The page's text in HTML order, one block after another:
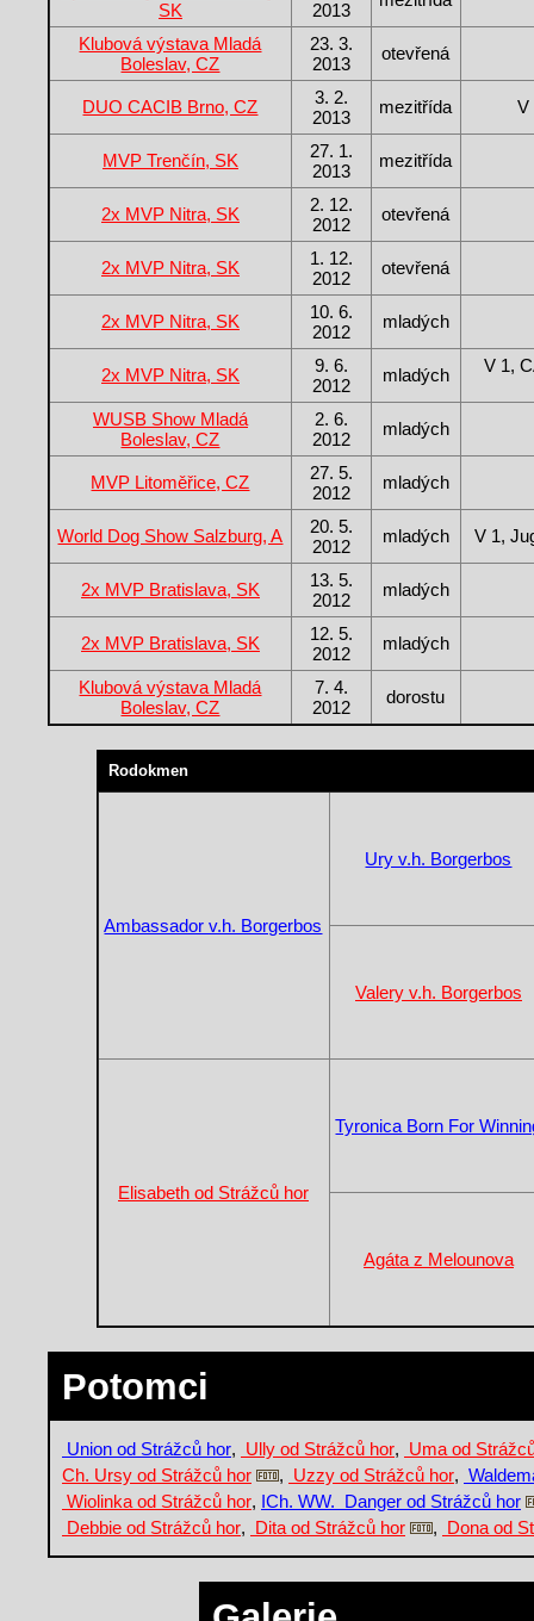
SK
2013
Klubová výstava Mladá
Boleslav, CZ
23. 3.
2013
otevřená
DUO CACIB Brno, CZ
3. 2.
2013
mezitřída V
MVP Trenčín, SK
27. 1.
2013
mezitřída
2x MVP Nitra, SK
2. 12.
2012
otevřená
2x MVP Nitra, SK
1. 12.
2012
otevřená
2x MVP Nitra, SK
10. 6.
2012
mladých
2x MVP Nitra, SK
9. 6.
2012
mladých V 1,
WUSB Show Mladá
Boleslav, CZ
2. 6.
2012
mladých
MVP Litoměřice, CZ
27. 5.
2012
mladých
World Dog Show Salzburg, A
20. 5.
2012
mladých V 1,
2x MVP Bratislava, SK
13. 5.
2012
mladých
2x MVP Bratislava, SK
12. 5.
2012
mladých
Klubová výstava Mladá
Boleslav, CZ
7. 4.
2012
dorostu
Rodokmen
Ambassador v.h. Borgerbos
Ury v.h. Borgerbos
Valery v.h. Borgerbos
Elisabeth od Strážců hor
Tyronica Born For
Agáta z Melounova
Potomci
Union od Strážců hor, Ully od Strážců hor, Uma od
Ch. Ursy od Strážců hor
, Uzzy od Strážců hor,
Wiolinka od Strážců hor, ICh. WW. Danger od Strážců hor
Debbie od Strážců hor, Dita od Strážců hor , Dona od